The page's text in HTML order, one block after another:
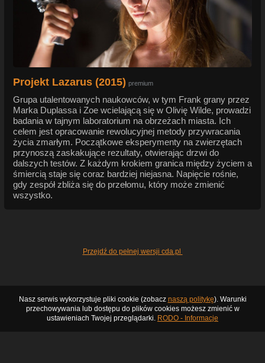
Projekt Lazarus (2015) premium
Grupa utalentowanych naukowców, w tym Frank grany przez
Marka Duplassa i Zoe wcielającą się w Olivię Wilde, prowadzi
badania w tajnym laboratorium na obrzeżach miasta. Ich
celem jest opracowanie rewolucyjnej metody przywracania
życia zmarłym. Początkowe eksperymenty na zwierzętach
przynoszą zaskakujące rezultaty, otwierając drzwi do
dalszych testów. Z każdym krokiem granica między życiem a
śmiercią staje się coraz bardziej niejasna. Napięcie rośnie,
gdy zespół zbliża się do przełomu, który może zmienić
wszystko.
Przejdź do pełnej wersji cda.pl
Nasz serwis wykorzystuje pliki cookie (zobacz naszą politykę). Warunki
przechowywania lub dostępu do plików cookies możesz zmienić w
ustawieniach Twojej przeglądarki. RODO - Informacje